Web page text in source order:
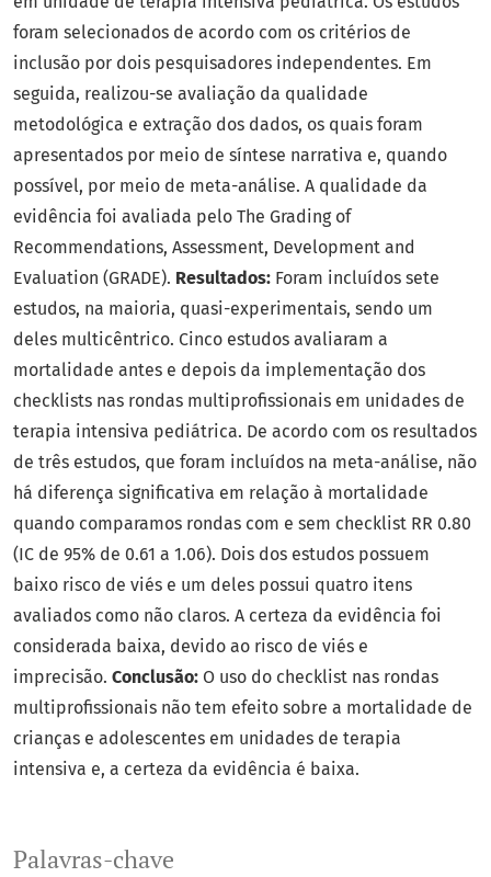
Palavras-chave
foram selecionados de acordo com os critérios de
inclusão por dois pesquisadores independentes. Em
seguida, realizou-se avaliação da qualidade
metodológica e extração dos dados, os quais foram
apresentados por meio de síntese narrativa e, quando
possível, por meio de meta-análise. A qualidade da
evidência foi avaliada pelo The Grading of
Recommendations, Assessment, Development and
Evaluation (GRADE). Resultados: Foram incluídos sete
estudos, na maioria, quasi-experimentais, sendo um
deles multicêntrico. Cinco estudos avaliaram a
mortalidade antes e depois da implementação dos
checklists nas rondas multiprofissionais em unidades de
terapia intensiva pediátrica. De acordo com os resultados
de três estudos, que foram incluídos na meta-análise, não
há diferença significativa em relação à mortalidade
quando comparamos rondas com e sem checklist RR 0.80
(IC de 95% de 0.61 a 1.06). Dois dos estudos possuem
baixo risco de viés e um deles possui quatro itens
avaliados como não claros. A certeza da evidência foi
considerada baixa, devido ao risco de viés e
imprecisão. Conclusão: O uso do checklist nas rondas
multiprofissionais não tem efeito sobre a mortalidade de
crianças e adolescentes em unidades de terapia
intensiva e, a certeza da evidência é baixa.